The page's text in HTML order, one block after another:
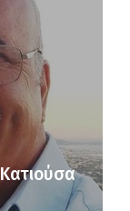
Κατιούσα